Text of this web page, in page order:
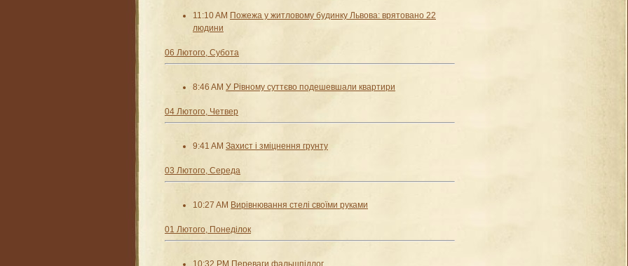
11:10 AM Пожежа у житловому будинку Львова: врятовано 22
людини
06 Лютого, Субота
8:46 AM У Рівному суттєво подешевшали квартири
04 Лютого, Четвер
9:41 AM Захист і зміцнення грунту
03 Лютого, Середа
10:27 AM Вирівнювання стелі своїми руками
01 Лютого, Понеділок
10:32 PM Переваги фальшпідлог